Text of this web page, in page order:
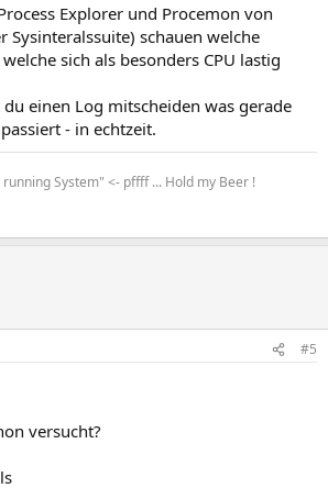
Explorer und Procemon von
Sysinteralssuite) schauen welche
sich als besonders CPU lastig
einen Log mitscheiden was gerade
- in echtzeit.
System" <- pffff ... Hold my Beer !
#5
versucht?